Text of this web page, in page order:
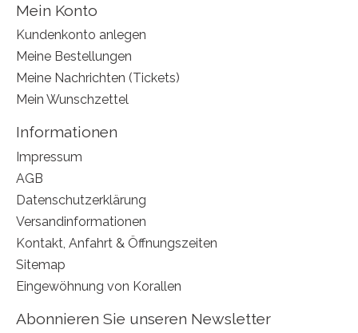
Mein Konto
Kundenkonto anlegen
Meine Bestellungen
Meine Nachrichten (Tickets)
Mein Wunschzettel
Informationen
Impressum
AGB
Datenschutzerklärung
Versandinformationen
Kontakt, Anfahrt & Öffnungszeiten
Sitemap
Eingewöhnung von Korallen
Abonnieren Sie unseren Newsletter